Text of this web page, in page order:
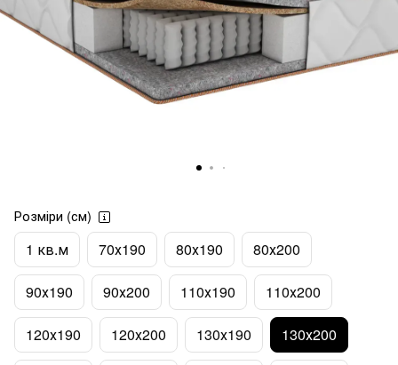
Розміри (см)
1 кв.м 70х190 80х190 80х200
90х190 90х200 110х190 110х200
120х190 120х200 130х190 130х200